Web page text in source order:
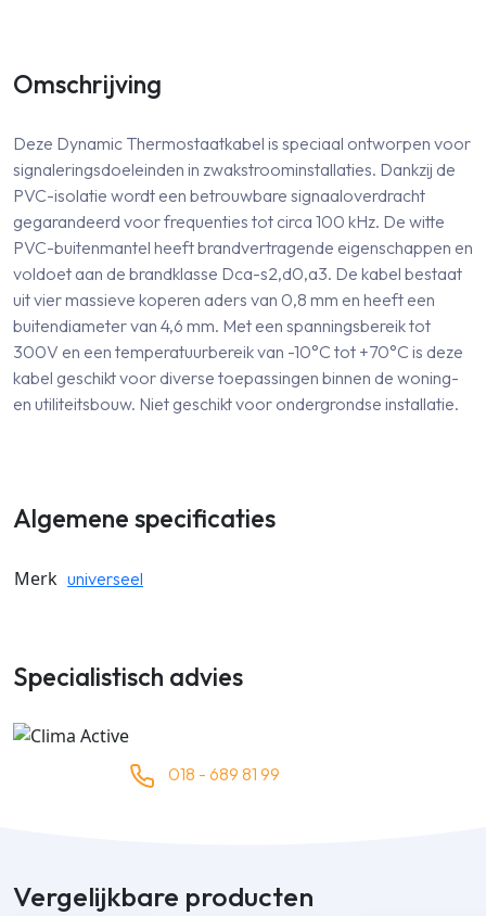
Omschrijving
Deze Dynamic Thermostaatkabel is speciaal ontworpen voor
signaleringsdoeleinden in zwakstroominstallaties. Dankzij de
PVC-isolatie wordt een betrouwbare signaaloverdracht
gegarandeerd voor frequenties tot circa 100 kHz. De witte
PVC-buitenmantel heeft brandvertragende eigenschappen en
voldoet aan de brandklasse Dca-s2,d0,a3. De kabel bestaat
uit vier massieve koperen aders van 0,8 mm en heeft een
buitendiameter van 4,6 mm. Met een spanningsbereik tot
300V en een temperatuurbereik van -10°C tot +70°C is deze
kabel geschikt voor diverse toepassingen binnen de woning-
en utiliteitsbouw. Niet geschikt voor ondergrondse installatie.
Algemene specificaties
Merk universeel
Specialistisch advies
018 - 689 81 99
Vergelijkbare producten